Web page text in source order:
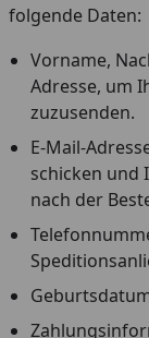
folgende Daten:
Vorname,
Adresse, um
zuzusenden.
E-Mail-
schicken und
nach der